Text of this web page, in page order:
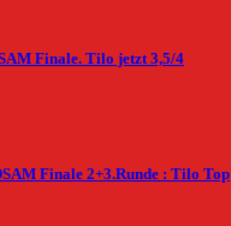
Finale. Tilo jetzt 3,5/4
Finale 2+3.Runde : Tilo Top